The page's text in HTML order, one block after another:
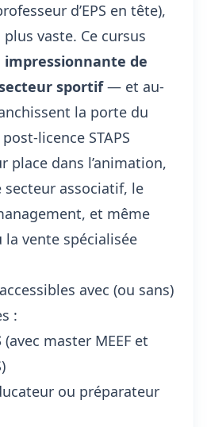
d’EPS en tête),
vaste. Ce cursus
de
sportif— et au-
la porte du
licence STAPS
place dans l’animation,
secteur associatif, le
et même
la vente spécialisée
avec (ou sans)
:
(avec master MEEF et
ou préparateur